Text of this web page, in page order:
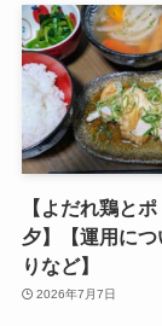
【よだれ鶏と
夕】【運用に
りなど】
2026年7月7日